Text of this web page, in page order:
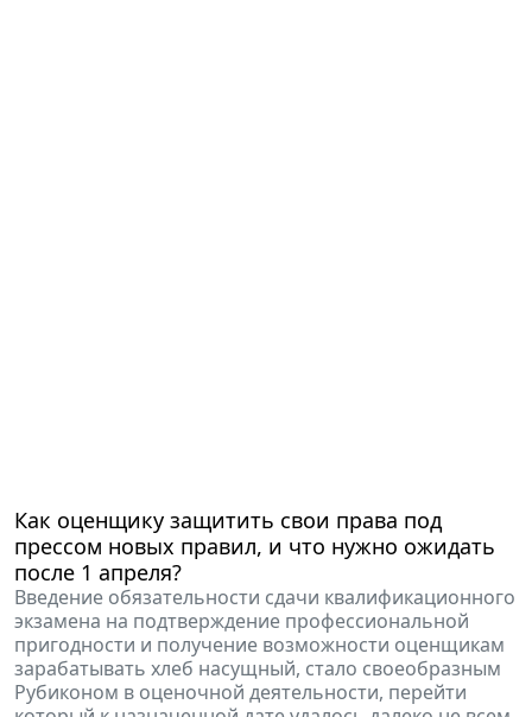
Как оценщику защитить свои права под
прессом новых правил, и что нужно ожидать
после 1 апреля?
Введение обязательности сдачи квалификационного
экзамена на подтверждение профессиональной
пригодности и получение возможности оценщикам
зарабатывать хлеб насущный, стало своеобразным
Рубиконом в оценочной деятельности, перейти